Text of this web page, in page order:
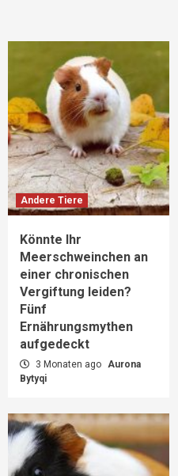
Andere Tiere
Könnte Ihr
Meerschweinchen an
einer chronischen
Vergiftung leiden?
Fünf
Ernährungsmythen
aufgedeckt
3 Monaten ago Aurona
Bytyqi